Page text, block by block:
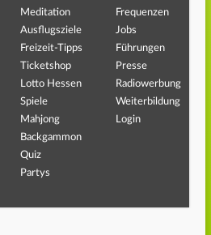
Meditation
Ausflugsziele
Freizeit-Tipps
Ticketshop
Lotto Hessen
Spiele
Mahjong
Backgammon
Quiz
Partys
Frequenzen
Jobs
Führungen
Presse
Radiowerbung
Weiterbildung
Login